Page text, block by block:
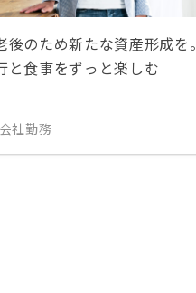
後のため新たな資産形成を。
と食事をずっと楽しむ
社勤務